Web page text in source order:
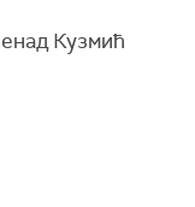
Кузмић